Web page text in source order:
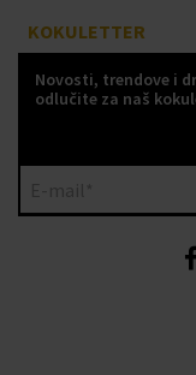
KOKULETTER
Novosti, trendove i
odlučite za naš